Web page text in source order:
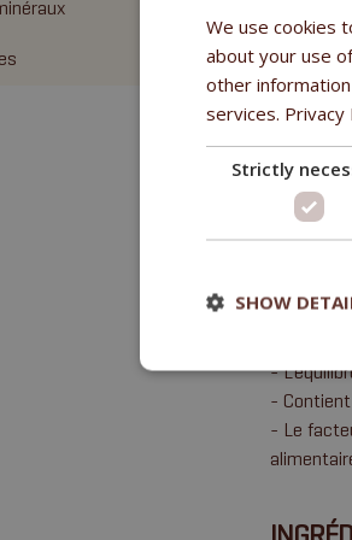
- Le
- Enrichi
- Les
-
-
- Le
We use cookies
about your use
other
services. Privacy
Strictly
SHOW